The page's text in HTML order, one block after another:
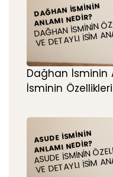
DAĞHAN İSMININ
ANLAMI NEDIR?
DAĞHAN İSMININ
VE DETAYLI İSIM
Dağhan İsminin
İsminin
ASUDE İSMININ
ANLAMI NEDIR?
ASUDE İSMININ
VE DETAYLI İSIM